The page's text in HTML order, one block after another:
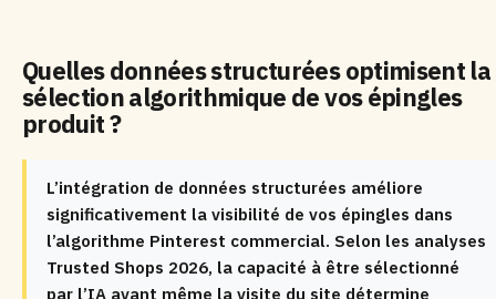
Quelles données structurées optimisent la
sélection algorithmique de vos épingles
produit ?
L’intégration de données structurées améliore
significativement la visibilité de vos épingles dans
l’algorithme Pinterest commercial. Selon les analyses
Trusted Shops 2026, la capacité à être sélectionné
par l’IA avant même la visite du site détermine